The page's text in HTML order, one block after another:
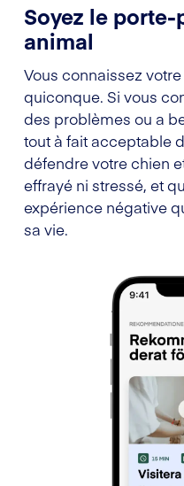
Soyez le
animal
Vous connaissez
quiconque. Si vous
des problèmes ou a
tout à fait acceptable
défendre votre chien
effrayé ni stressé, et
expérience négative
sa vie.